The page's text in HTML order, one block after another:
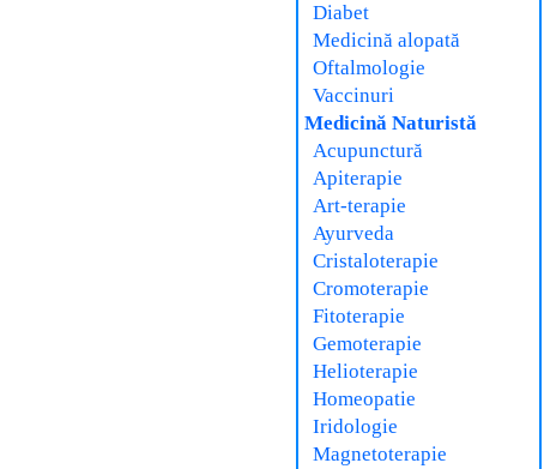
Diabet
Medicină alopată
Oftalmologie
Vaccinuri
Medicină Naturistă
Acupunctură
Apiterapie
Art-terapie
Ayurveda
Cristaloterapie
Cromoterapie
Fitoterapie
Gemoterapie
Helioterapie
Homeopatie
Iridologie
Magnetoterapie